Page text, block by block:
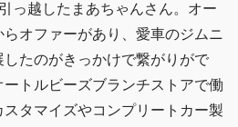
っ越したまあちゃんさん。オー
らオファーがあり、愛車のジムニ
たのがきっかけで繋がりがで
トルビーズブランチストアで働
タマイズやコンプリートカー製